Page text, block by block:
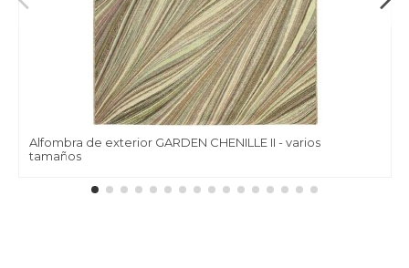
Alfombra de exterior GARDEN CHENILLE II - varios
tamaños